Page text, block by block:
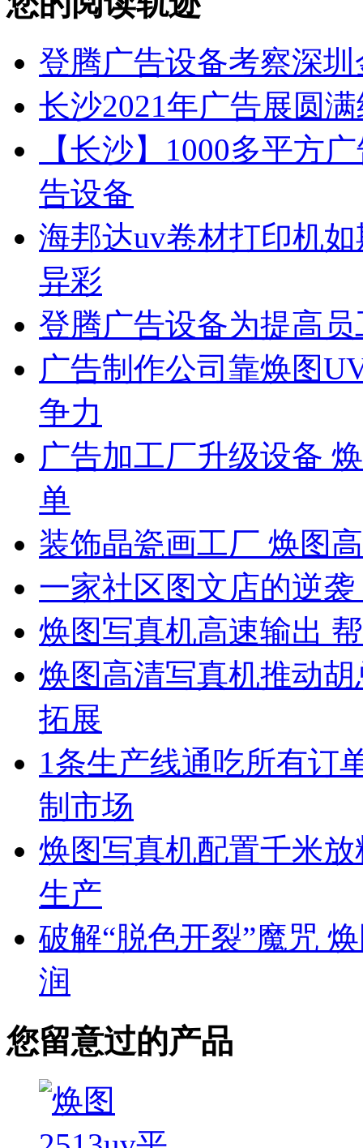
登腾广告设备考察深
长沙2021年广告展圆
【长沙】1000多平方
告设备
海邦达uv卷材打印机
异彩
登腾广告设备为提高
广告制作公司靠焕图
争力
广告加工厂升级设备
单
装饰晶瓷画工厂 焕图
一家社区图文店的逆
焕图写真机高速输出
焕图高清写真机推动
拓展
1条生产线通吃所有订
制市场
焕图写真机配置千米
生产
破解“脱色开裂”魔咒
润
您留意过的产品